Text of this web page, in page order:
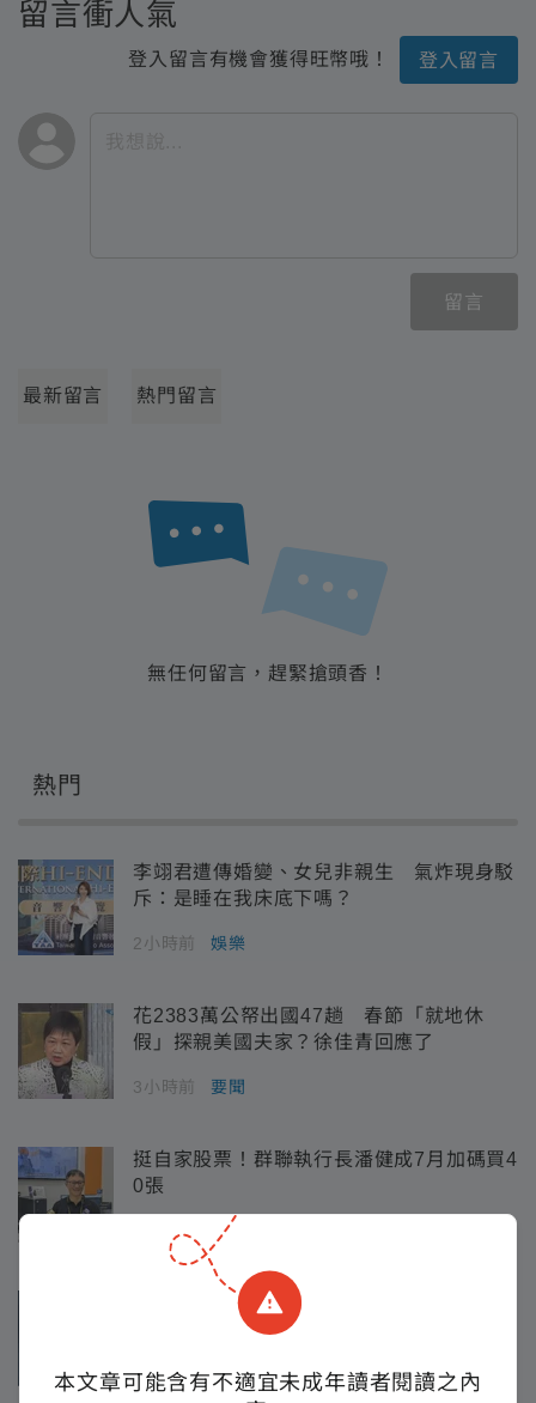
留言衝人氣
登入留言有機會獲得旺幣哦！ 登入留言
留言
最新留言 熱門留言
無任何留言，趕緊搶頭香！
熱門
李翊君遭傳婚變、女兒非親生 氣炸現身駁
斥：是睡在我床底下嗎？
2小時前 娛樂
花2383萬公帑出國47趟 春節「就地休
假」探親美國夫家？徐佳青回應了
3小時前 要聞
挺自家股票！群聯執行長潘健成7月加碼買4
0張
1天前 財經
被學者質疑「偽造監委自傳」 總統府澄
清：已檢還原件、非府方提供
4小時前 要聞
本文章可能含有不適宜未成年讀者閱讀之內